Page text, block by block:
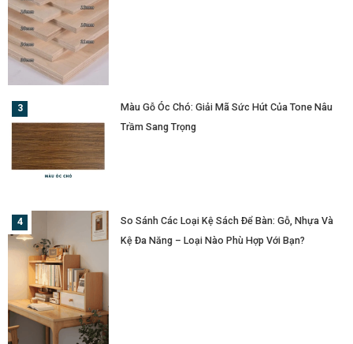
Màu Gỗ Óc Chó: Giải Mã Sức Hút Của Tone Nâu
Trầm Sang Trọng
So Sánh Các Loại Kệ Sách Để Bàn: Gỗ, Nhựa Và
Kệ Đa Năng – Loại Nào Phù Hợp Với Bạn?